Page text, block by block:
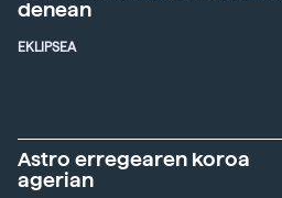
denean
EKLIPSEA
Astro erregearen koroa
agerian